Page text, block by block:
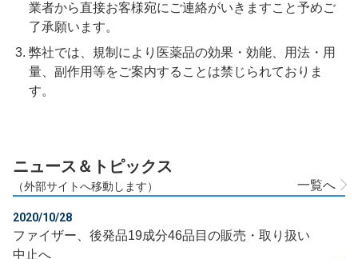
業者から直接お客様宛にご連絡がいきますこと予めご
了承願います。
弊社では、規制により医薬品の効果・効能、用法・用
量、副作用等をご案内することは禁じられておりま
す。
ニュース＆トピックス
（外部サイトへ移動します） 一覧へ
2020/10/28
ファイザー、後発品19成分46品目の販売・取り扱い
中止へ